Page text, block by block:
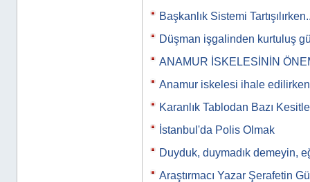
Başkanlık Sistemi
Düşman işgalinden kurtuluş
ANAMUR İSKELESİNİN
Anamur iskelesi ihale
Karanlık Tablodan Bazı
İstanbul'da Polis Olmak
Duyduk, duymadık demeyin,
Araştırmacı Yazar Şerafetin